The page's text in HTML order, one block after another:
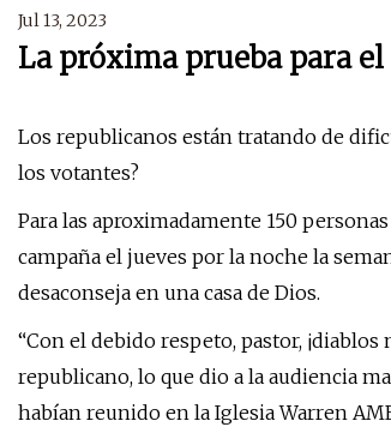
Jul 13, 2023
La próxima prueba para
Los republicanos están tratando de
los votantes?
Para las aproximadamente 150
campaña el jueves por la noche la
desaconseja en una casa de Dios.
“Con el debido respeto, pastor,
republicano, lo que dio a la audiencia
habían reunido en la Iglesia Warren